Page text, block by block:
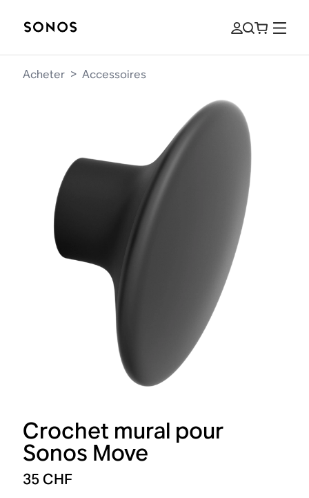
Acheter > Accessoires
Crochet mural pour
Sonos Move
35 CHF